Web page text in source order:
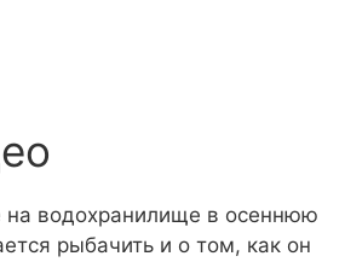
на водохранилище в осеннюю
рыбачить и о том, как он